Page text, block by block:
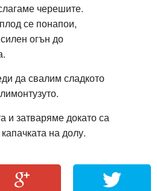
черешите.
се понапои,
огън до
да свалим сладкото
и затваряме докато са
на долу.